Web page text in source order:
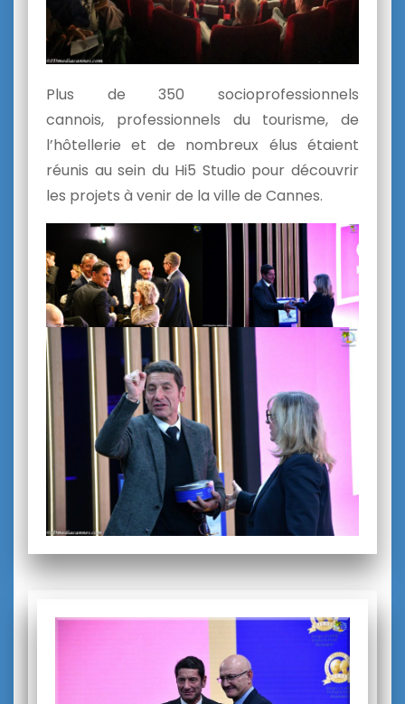
Plus de 350 socioprofessionnels
cannois, professionnels du tourisme, de
l’hôtellerie et de nombreux élus étaient
réunis au sein du Hi5 Studio pour découvrir
les projets à venir de la ville de Cannes.